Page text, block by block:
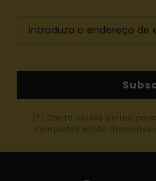
(*) Oferta válida online
completas estão